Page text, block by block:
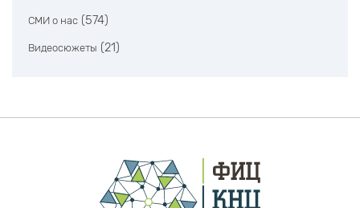
СМИ о нас (574)
Видеосюжеты (21)